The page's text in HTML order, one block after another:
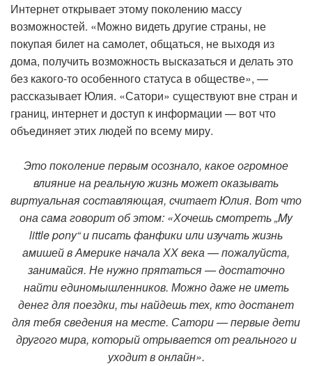
Интернет открывает этому поколению массу
возможностей. «Можно видеть другие страны, не
покупая билет на самолет, общаться, не выходя из
дома, получить возможность высказаться и делать это
без какого-то особенного статуса в обществе», —
рассказывает Юлия. «Сатори» существуют вне стран и
границ, интернет и доступ к информации — вот что
объединяет этих людей по всему миру.
Это поколение первым осознало, какое огромное
влияние на реальную жизнь может оказывать
виртуальная составляющая, считает Юлия. Вот что
она сама говорит об этом: «Хочешь смотреть „My
little pony“ и писать фанфики или изучать жизнь
амишей в Америке начала ХХ века — пожалуйста,
занимайся. Не нужно прятаться — достаточно
найти единомышленников. Можно даже не иметь
денег для поездки, ты найдешь тех, кто достанет
для тебя сведения на месте. Сатори — первые дети
другого мира, который отрывается от реального и
уходит в онлайн».